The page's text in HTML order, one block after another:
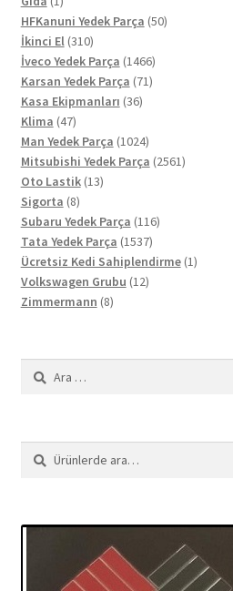
ürün
HFKanuni Yedek Parça 5050
İkinci El 310310
ürün
İveco Yedek Parça 14661466
ürün
Karsan Yedek Parça 7171
Kasa Ekipmanları 3636
Klima 4747
ürün
Man Yedek Parça 10241024
ürün
Mitsubishi Yedek Parça 25612561
Oto Lastik 1313
Sigorta 88
ürün
Subaru Yedek Parça 116116
Tata Yedek Parça 15371537
ürün
Ücretsiz Kedi Sahiplendirme 11
Volkswagen Grubu 1212
Zimmermann 88
Arama:
Ara:
Ara